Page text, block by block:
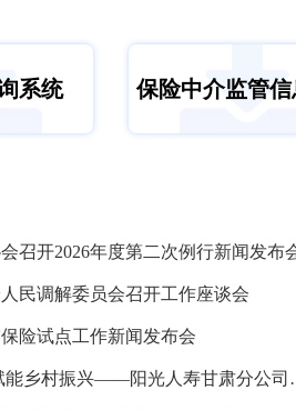
2026年7·8全国保险公众
系统 保险中介监管
召开2026年度第二次例行新闻发布
民调解委员会召开工作座谈会
险试点工作新闻发布会
深耕普惠金融